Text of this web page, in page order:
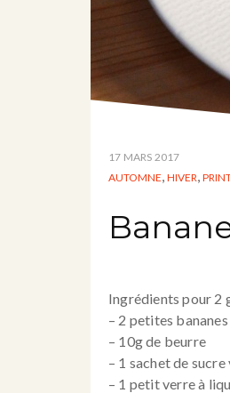
17 MARS 2017
AUTOMNE, HIVER,
Ingrédients pour 2
– 2 petites bananes
– 10g de beurre
– 1 sachet de sucre
– 1 petit verre à